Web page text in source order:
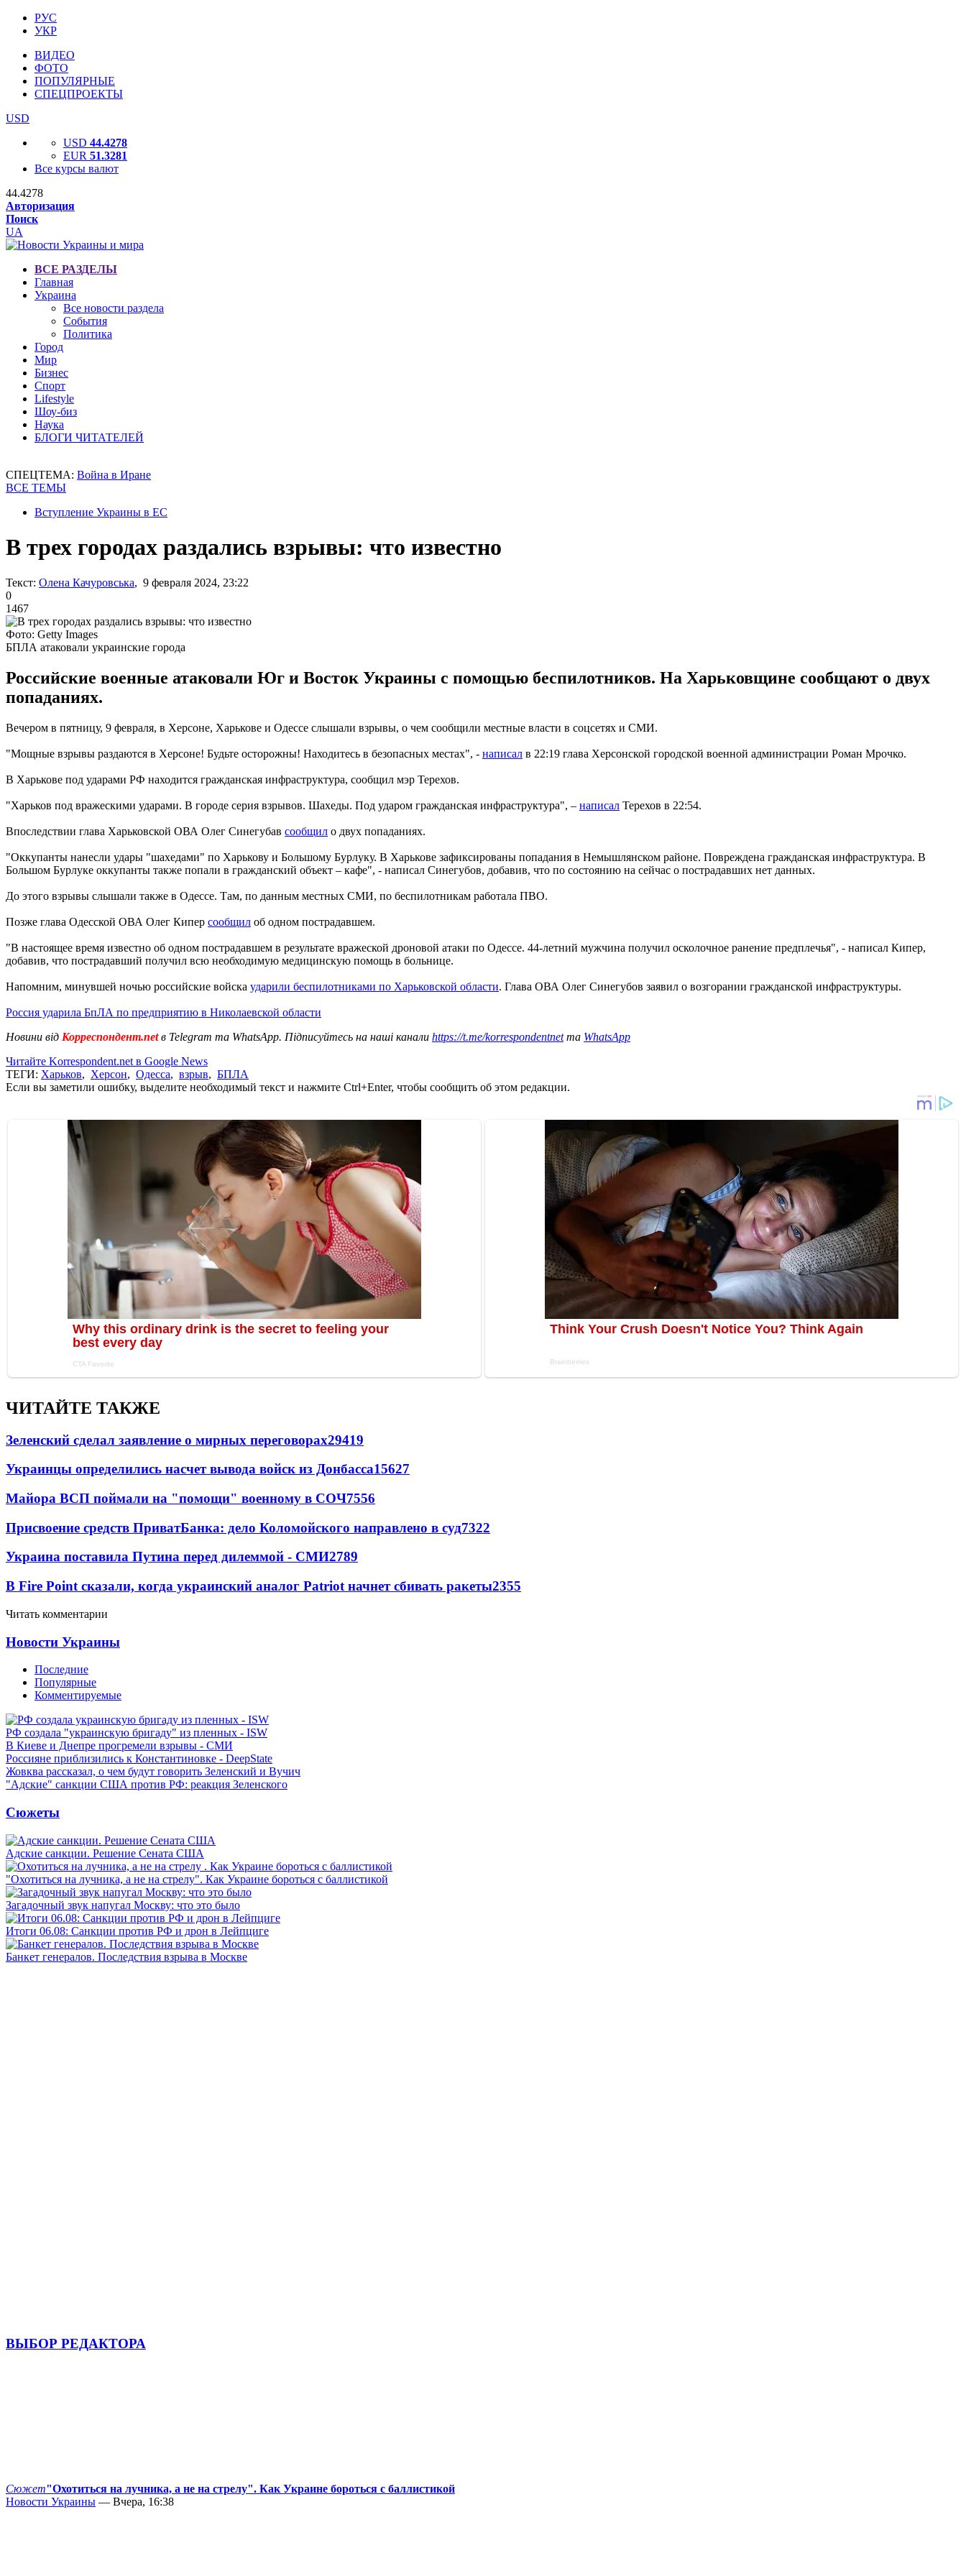
РУС
УКР
ВИДЕО
ФОТО
ПОПУЛЯРНЫЕ
СПЕЦПРОЕКТЫ
USD
USD 44.4278
EUR 51.3281
Все курсы валют
44.4278
Авторизация
Поиск
UA
ВСЕ РАЗДЕЛЫ
Главная
Украина
Все новости раздела
События
Политика
Город
Мир
Бизнес
Спорт
Lifestyle
Шоу-биз
Наука
БЛОГИ ЧИТАТЕЛЕЙ
СПЕЦТЕМА: Война в Иране
ВСЕ ТЕМЫ
Вступление Украины в ЕС
В трех городах раздались взрывы: что известно
Текст: Олена Качуровська, 9 февраля 2024, 23:22
0
1467
Фото: Getty Images
БПЛА атаковали украинские города
Российские военные атаковали Юг и Восток Украины с помощью беспилотников. На Харьковщине сообщают о двух
попаданиях.
Вечером в пятницу, 9 февраля, в Херсоне, Харькове и Одессе слышали взрывы, о чем сообщили местные власти в соцсетях и СМИ.
"Мощные взрывы раздаются в Херсоне! Будьте осторожны! Находитесь в безопасных местах", - написал в 22:19 глава Херсонской городской военной администрации Роман Мрочко.
В Харькове под ударами РФ находится гражданская инфраструктура, сообщил мэр Терехов.
"Харьков под вражескими ударами. В городе серия взрывов. Шахеды. Под ударом гражданская инфраструктура", – написал Терехов в 22:54.
Впоследствии глава Харьковской ОВА Олег Синегубав сообщил о двух попаданиях.
"Оккупанты нанесли удары "шахедами" по Харькову и Большому Бурлуку. В Харькове зафиксированы попадания в Немышлянском районе. Повреждена гражданская инфраструктура. В
Большом Бурлуке оккупанты также попали в гражданский объект – кафе", - написал Синегубов, добавив, что по состоянию на сейчас о пострадавших нет данных.
До этого взрывы слышали также в Одессе. Там, по данным местных СМИ, по беспилотникам работала ПВО.
Позже глава Одесской ОВА Олег Кипер сообщил об одном пострадавшем.
"В настоящее время известно об одном пострадавшем в результате вражеской дроновой атаки по Одессе. 44-летний мужчина получил осколочное ранение предплечья", - написал Кипер,
добавив, что пострадавший получил всю необходимую медицинскую помощь в больнице.
Напомним, минувшей ночью российские войска ударили беспилотниками по Харьковской области. Глава ОВА Олег Синегубов заявил о возгорании гражданской инфраструктуры.
Россия ударила БпЛА по предприятию в Николаевской области
Новини від Корреспондент.netв Telegram та WhatsApp. Підписуйтесь на наші канали https://t.me/korrespondentnetта WhatsApp
Читайте Korrespondent.net в Google News
ТЕГИ: Харьков, Херсон, Одесса, взрыв, БПЛА
Если вы заметили ошибку, выделите необходимый текст и нажмите Ctrl+Enter, чтобы сообщить об этом редакции.
ЧИТАЙТЕ ТАКЖЕ
Зеленский сделал заявление о мирных переговорах29419
Украинцы определились насчет вывода войск из Донбасса15627
Майора ВСП поймали на "помощи" военному в СОЧ7556
Присвоение средств ПриватБанка: дело Коломойского направлено в суд7322
Украина поставила Путина перед дилеммой - СМИ2789
В Fire Point сказали, когда украинский аналог Patriot начнет сбивать ракеты2355
Читать комментарии
Новости Украины
Последние
Популярные
Комментируемые
РФ создала "украинскую бригаду" из пленных - ISW
В Киеве и Днепре прогремели взрывы - СМИ
Россияне приблизились к Константиновке - DeepState
Жовква рассказал, о чем будут говорить Зеленский и Вучич
"Адские" санкции США против РФ: реакция Зеленского
Сюжеты
Адские санкции. Решение Сената США
"Охотиться на лучника, а не на стрелу". Как Украине бороться с баллистикой
Загадочный звук напугал Москву: что это было
Итоги 06.08: Санкции против РФ и дрон в Лейпциге
Банкет генералов. Последствия взрыва в Москве
ВЫБОР РЕДАКТОРА
Сюжет"Охотиться на лучника, а не на стрелу". Как Украине бороться с баллистикой
Новости Украины — Вчера, 16:38